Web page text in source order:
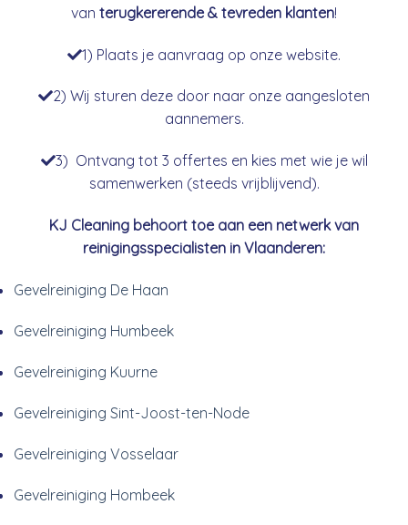
van terugkererende & tevreden klanten!
1) Plaats je aanvraag op onze website.
2) Wij sturen deze door naar onze aangesloten
aannemers.
3) Ontvang tot 3 offertes en kies met wie je wil
samenwerken (steeds vrijblijvend).
KJ Cleaning behoort toe aan een netwerk van
reinigingsspecialisten in Vlaanderen:
Gevelreiniging De Haan
Gevelreiniging Humbeek
Gevelreiniging Kuurne
Gevelreiniging Sint-Joost-ten-Node
Gevelreiniging Vosselaar
Gevelreiniging Hombeek